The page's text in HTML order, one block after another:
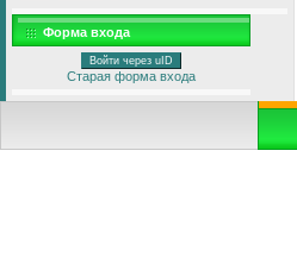
Форма входа
Войти через uID
Старая форма входа